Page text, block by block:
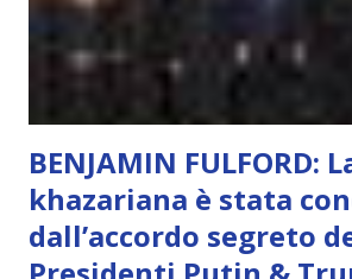
2035), emergeranno situazioni che
lampante: L’IA sarà in gr...
BENJAMIN FULFORD:
khazariana è stata
dall’accordo segreto